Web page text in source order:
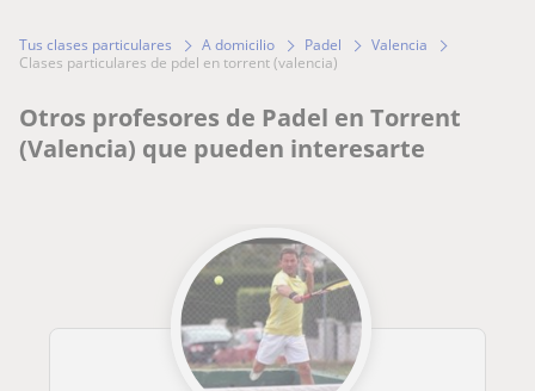
Tus clases particulares A domicilio Padel
Valencia
clases particulares de pdel en torrent (valencia)
Otros profesores de Padel en Torrent
(Valencia) que pueden interesarte